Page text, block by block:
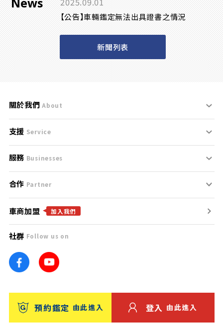
【公告】車輛鑑定無法出具證書之情況
新聞列表
關於我們 About
刊登規範
服務條款
免責聲明
隱私權政策
團隊
車訊網
台灣優良中古車商大獎
支援 Service
支援中心
聯絡我們
服務 Businesses
什麼是Goo鑑定？
找好車
找好店
找海外車
消費者評價
保固
合作 Partner
合作夥伴
廣告合作
車商加盟 加入我們
社群 Follow us on
預約鑑定 由此進入 登入 由此進入